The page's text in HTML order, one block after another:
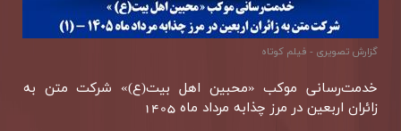
گزارش تصويری - فیلم کوتاه
خدمت‌رسانی موكب «محبین اهل بیت(ع)» شركت متن به
زائران اربعین در مرز چذابه مرداد ماه 1405